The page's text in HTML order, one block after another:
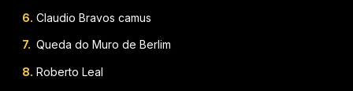
Claudio Bravos camus
Queda do Muro de Berlim
Roberto Leal